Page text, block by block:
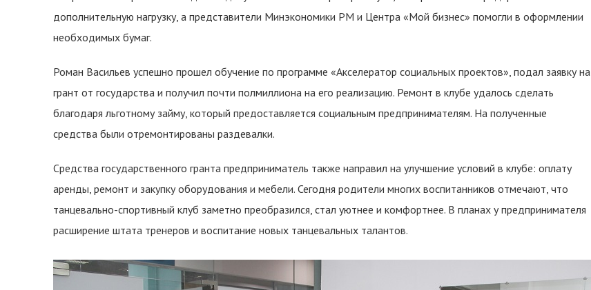
дополнительную нагрузку, а представители Минэкономики РМ и Центра «Мой бизнес» помогли в оформлении
необходимых бумаг.
Роман Васильев успешно прошел обучение по программе «Акселератор социальных проектов», подал заявку на
грант от государства и получил почти полмиллиона на его реализацию. Ремонт в клубе удалось сделать
благодаря льготному займу, который предоставляется социальным предпринимателям. На полученные
средства были отремонтированы раздевалки.
Средства государственного гранта предприниматель также направил на улучшение условий в клубе: оплату
аренды, ремонт и закупку оборудования и мебели. Сегодня родители многих воспитанников отмечают, что
танцевально-спортивный клуб заметно преобразился, стал уютнее и комфортнее. В планах у предпринимателя
расширение штата тренеров и воспитание новых танцевальных талантов.